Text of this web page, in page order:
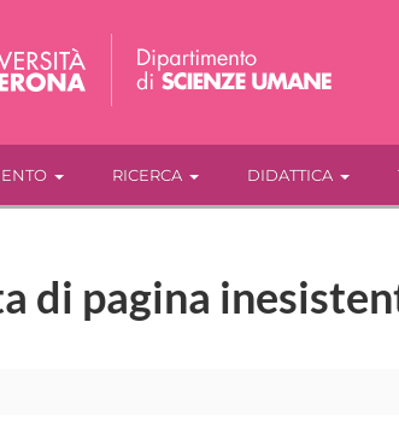
RICERCA DIDATTICA
di pagina